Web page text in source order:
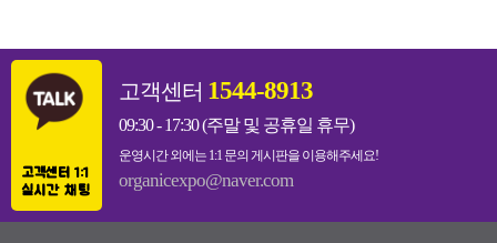
고객센터 1:1
실시간 채팅
고객센터 1544-8913
09:30 - 17:30 (주말 및 공휴일 휴무)
운영시간 외에는 1:1 문의 게시판을 이용해주세요!
organicexpo@naver.com